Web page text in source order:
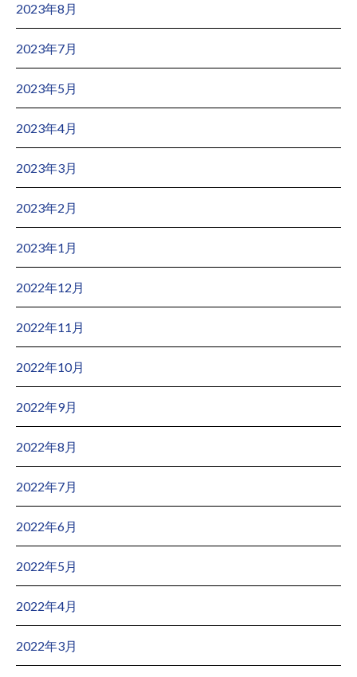
2023年8月
2023年7月
2023年5月
2023年4月
2023年3月
2023年2月
2023年1月
2022年12月
2022年11月
2022年10月
2022年9月
2022年8月
2022年7月
2022年6月
2022年5月
2022年4月
2022年3月